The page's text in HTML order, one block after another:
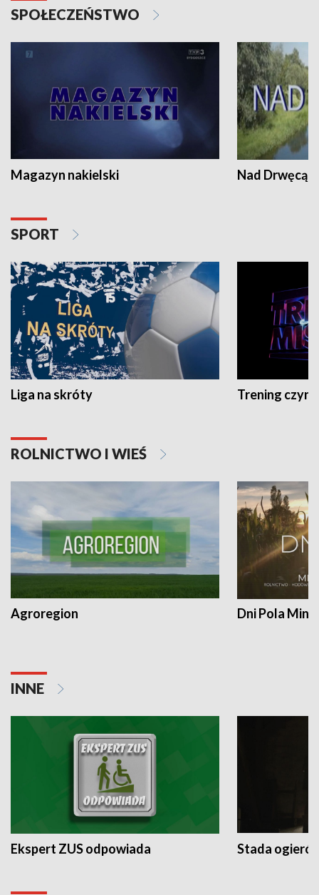
SPOŁECZEŃSTWO
Magazyn nakielski Nad Drwęcą
SPORT
Liga na skróty Trening czyni
ROLNICTWO I WIEŚ
Agroregion Dni Pola
INNE
Ekspert ZUS odpowiada Stada